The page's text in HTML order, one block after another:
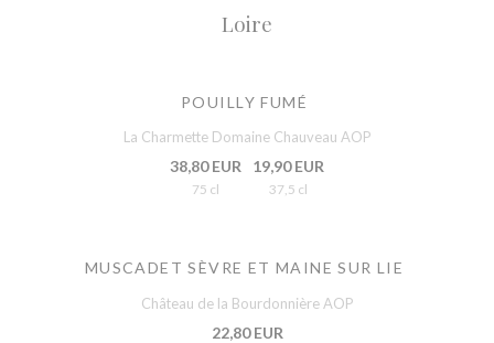
Loire
POUILLY FUMÉ
La Charmette Domaine Chauveau AOP
38,80 EUR
75 cl
19,90 EUR
37,5 cl
MUSCADET SÈVRE ET MAINE SUR LIE
Château de la Bourdonnière AOP
22,80 EUR